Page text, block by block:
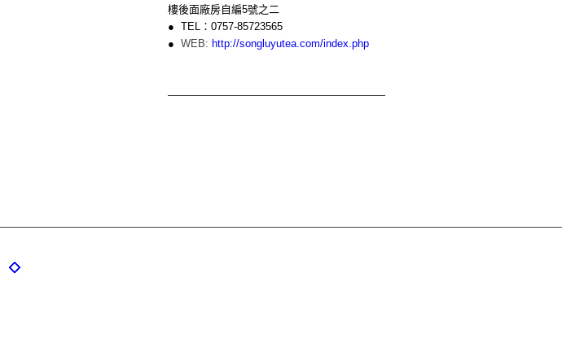
樓後面廠房自編5號之二
● TEL：0757-85723565
●WEB: http://songluyutea.com/index.php